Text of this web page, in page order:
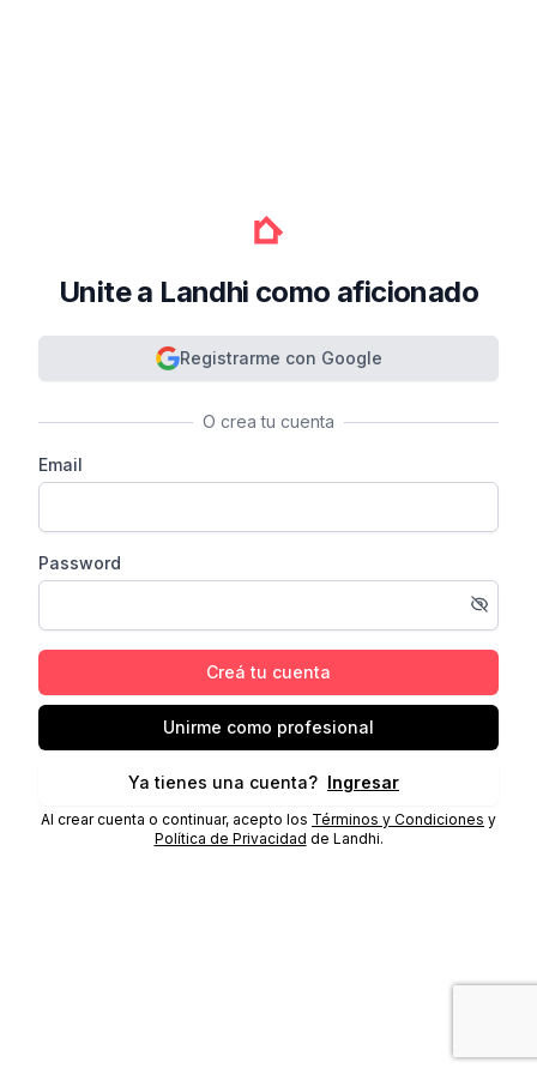
Unite a Landhi como aficionado
Registrarme con Google
O crea tu cuenta
Email
Password
Creá tu cuenta
Unirme como profesional
Ya tienes una cuenta? Ingresar
Al crear cuenta o continuar, acepto los Términos y Condiciones y
Política de Privacidad de Landhi.